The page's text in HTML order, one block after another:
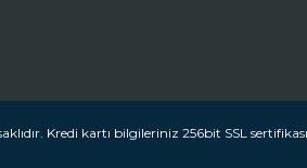
Kredi kartı bilgileriniz 256bit SSL